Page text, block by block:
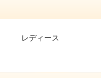
レディース